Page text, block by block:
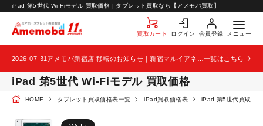
iPad 第5世代 Wi-Fiモデル 買取価格 | タブレット買取なら【アメモバ買取】
買取カート ログイン 会員登録 メニュー
お知らせ
お問い合わせ
2026-07-31 一覧はこちら
iPad 第5世代 Wi-Fiモデル 買取価格
HOME タブレット買取価格表一覧 iPad買取価格表 iPad 第5世代買取価